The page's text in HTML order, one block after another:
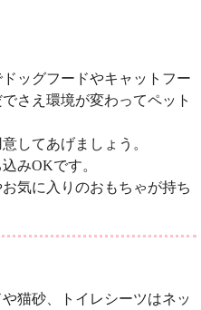
ッグフードやキャットフー
さえ環境が変わってペット
してあげましょう。
みOKです。
気に入りのおもちゃが持ち
猫砂、トイレシーツはネッ